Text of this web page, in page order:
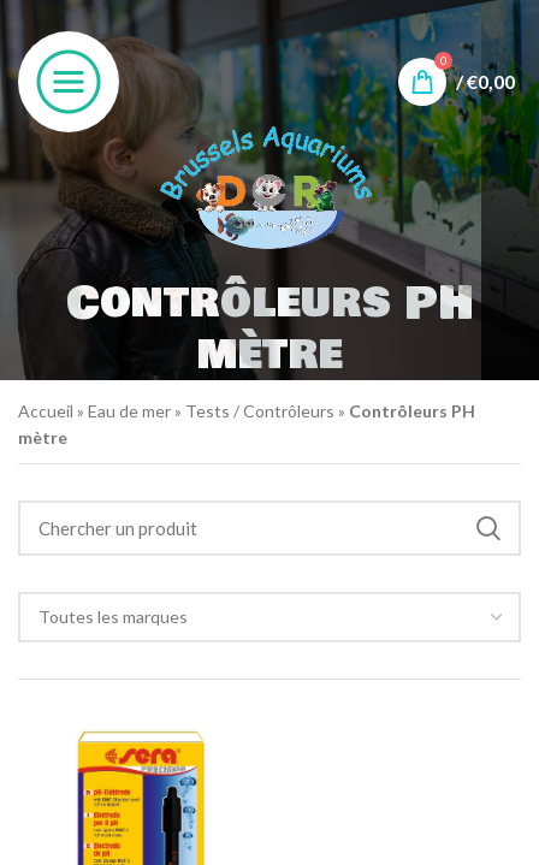
0
/€0,00
Contrôleurs PH
mètre
Accueil » Eau de mer» Tests / Contrôleurs » Contrôleurs PH
mètre
Toutes les marques